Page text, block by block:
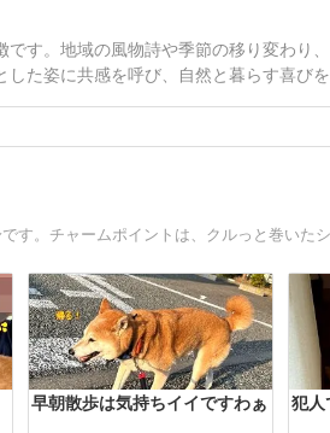
す。地域の風物詩や季節の移り変わり
た姿に共感を呼び、自然と暮らす喜びを
早朝散歩は気持ちイイですわぁ 犯人